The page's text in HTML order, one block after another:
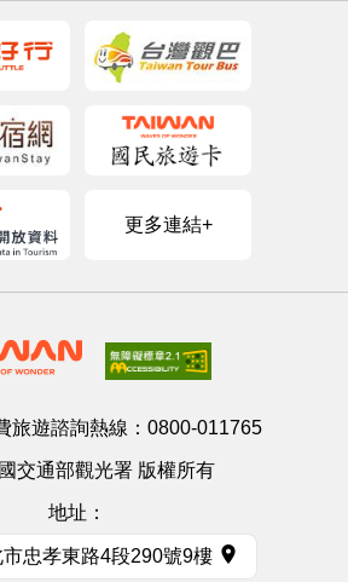
更多連結+
旅遊諮詢熱線： 0800-011765
交通部觀光署 版權所有
地址：
忠孝東路4段290號9樓